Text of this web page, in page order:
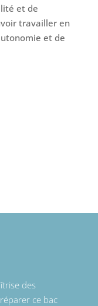
et de
travailler en
et de
des
ce bac